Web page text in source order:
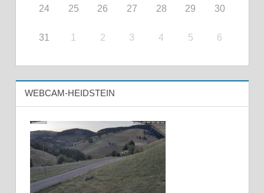
24 25 26 27 28 29 30
31 1 2 3 4 5 6
WEBCAM-HEIDSTEIN